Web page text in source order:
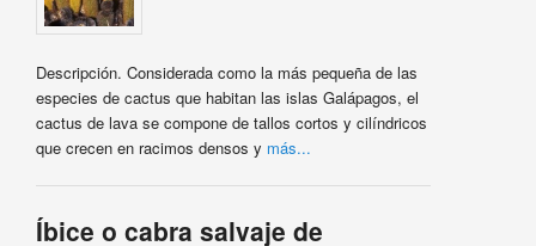
Descripción. Considerada como la más pequeña de las
especies de cactus que habitan las islas Galápagos, el
cactus de lava se compone de tallos cortos y cilíndricos
que crecen en racimos densos y más...
Íbice o cabra salvaje de